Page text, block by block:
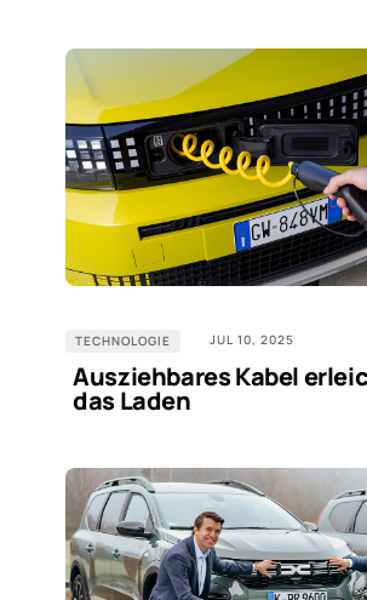
TECHNOLOGIE JUL 10, 2025
Ausziehbares Kabel
das Laden